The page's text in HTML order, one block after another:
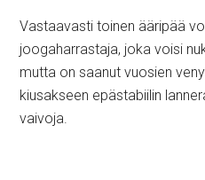
Vastaavasti toinen ääripää
joogaharrastaja, joka voisi
mutta on saanut vuosien
kiusakseen epästabiilin
vaivoja.